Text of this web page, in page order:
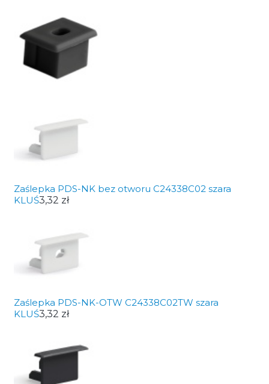
Zaślepka PDS-NK bez otworu C24338C02 szara
KLUŚ3,32 zł
Zaślepka PDS-NK-OTW C24338C02TW szara
KLUŚ3,32 zł